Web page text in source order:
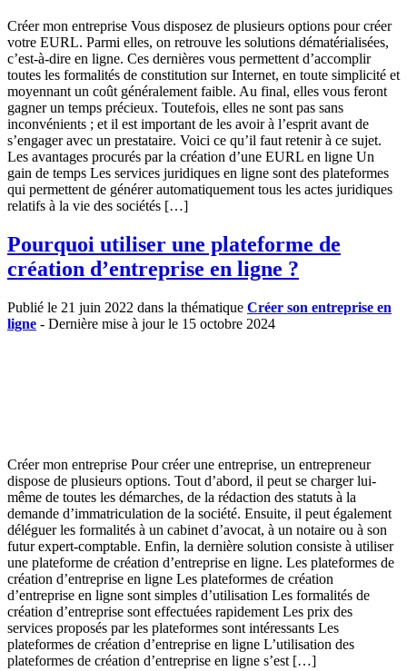
Créer mon entreprise Vous disposez de plusieurs options pour créer
votre EURL. Parmi elles, on retrouve les solutions dématérialisées,
c’est-à-dire en ligne. Ces dernières vous permettent d’accomplir
toutes les formalités de constitution sur Internet, en toute simplicité et
moyennant un coût généralement faible. Au final, elles vous feront
gagner un temps précieux. Toutefois, elles ne sont pas sans
inconvénients ; et il est important de les avoir à l’esprit avant de
s’engager avec un prestataire. Voici ce qu’il faut retenir à ce sujet.
Les avantages procurés par la création d’une EURL en ligne Un
gain de temps Les services juridiques en ligne sont des plateformes
qui permettent de générer automatiquement tous les actes juridiques
relatifs à la vie des sociétés […]
Pourquoi utiliser une plateforme de
création d’entreprise en ligne ?
Publié le 21 juin 2022 dans la thématique Créer son entreprise en
ligne - Dernière mise à jour le 15 octobre 2024
Créer mon entreprise Pour créer une entreprise, un entrepreneur
dispose de plusieurs options. Tout d’abord, il peut se charger lui-
même de toutes les démarches, de la rédaction des statuts à la
demande d’immatriculation de la société. Ensuite, il peut également
déléguer les formalités à un cabinet d’avocat, à un notaire ou à son
futur expert-comptable. Enfin, la dernière solution consiste à utiliser
une plateforme de création d’entreprise en ligne. Les plateformes de
création d’entreprise en ligne Les plateformes de création
d’entreprise en ligne sont simples d’utilisation Les formalités de
création d’entreprise sont effectuées rapidement Les prix des
services proposés par les plateformes sont intéressants Les
plateformes de création d’entreprise en ligne L’utilisation des
plateformes de création d’entreprise en ligne s’est […]